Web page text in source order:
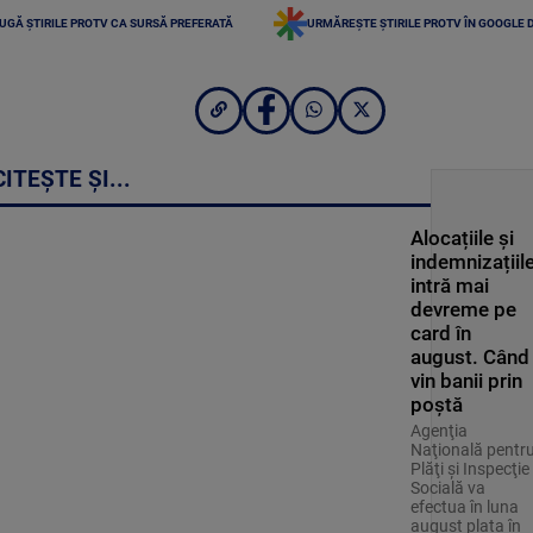
ȘTIRILE PROTV CA SURSĂ PREFERATĂ URMĂREȘTE ȘTIRILE PROTV ÎN GOOGLE
ȘI...
Alocațiile și
intră mai
devreme pe
card în
august. Când
vin banii prin
poștă
Agenţia
Naţională pentru
Plăţi şi Inspecţie
Socială va
efectua în luna
august plata în